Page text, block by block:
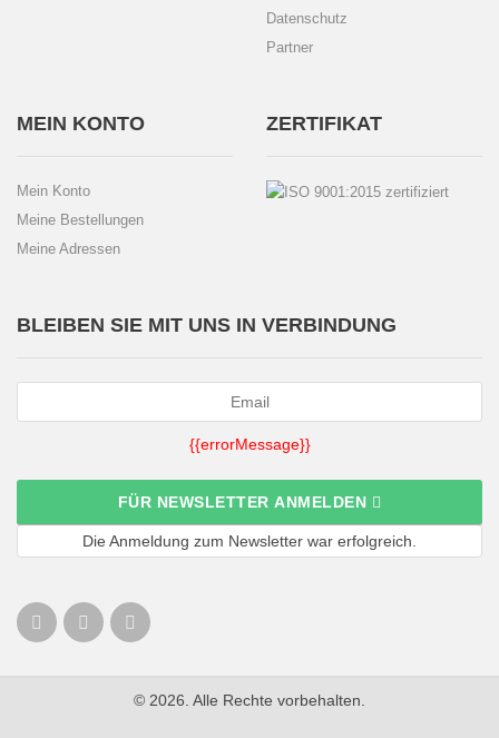
Datenschutz
Partner
MEIN KONTO
Mein Konto
Meine Bestellungen
Meine Adressen
ZERTIFIKAT
BLEIBEN SIE MIT UNS IN VERBINDUNG
{{errorMessage}}
FÜR NEWSLETTER ANMELDEN
Die Anmeldung zum Newsletter war erfolgreich.
© 2026. Alle Rechte vorbehalten.